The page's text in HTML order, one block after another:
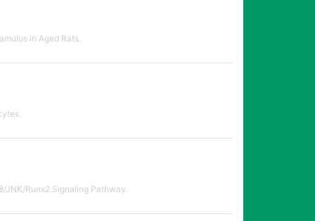
in Aged Rats.
Runx2 Signaling Pathway.